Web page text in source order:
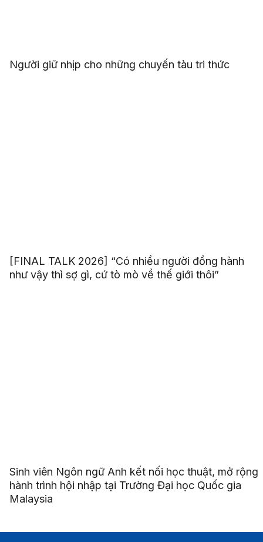
Người giữ nhịp cho những chuyến tàu tri thức
[FINAL TALK 2026] “Có nhiều người đồng hành
như vậy thì sợ gì, cứ tò mò về thế giới thôi”
Sinh viên Ngôn ngữ Anh kết nối học thuật, mở rộng
hành trình hội nhập tại Trường Đại học Quốc gia
Malaysia